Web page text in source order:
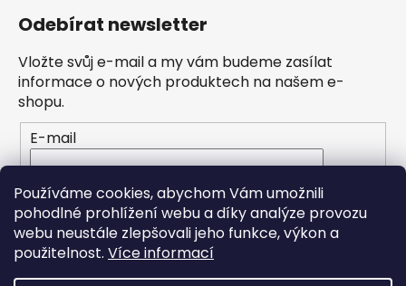
Používáme cookies, abychom Vám umožnili
pohodlné prohlížení webu a díky analýze provozu
webu neustále zlepšovali jeho funkce, výkon a
použitelnost. Více informací
Odebírat newsletter
Vložte svůj e-mail a my vám budeme zasílat
informace o nových produktech na našem e-
shopu.
E-mail
Vložením e-mailu souhlasíte s podmínkami
ochrany osobních údajů
PŘIHLÁSIT SE